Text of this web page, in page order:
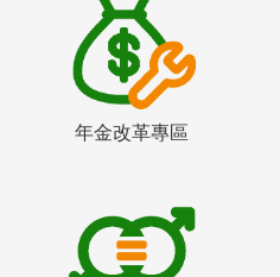
年金改革專區